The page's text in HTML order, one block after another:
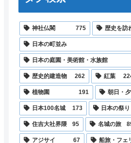
神社仏閣 775 歴史を訪
日本の町並み
日本の庭園・美術館・水族館
歴史的建造物 262 紅葉
植物園 191 朝日・夕
日本100名城 173 日本の祭
住吉大社界隈 95 名城の旅
アジサイ 67 船旅・フェ